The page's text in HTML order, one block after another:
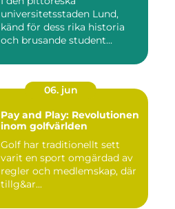
universitetsstaden Lund,
känd för dess rika historia
och brusande student...
06. jun
Pay and Play: Revolutionen
inom golfvärlden
Golf har traditionellt sett
varit en sport omgärdad av
regler och medlemskap, där
tillg&ar...